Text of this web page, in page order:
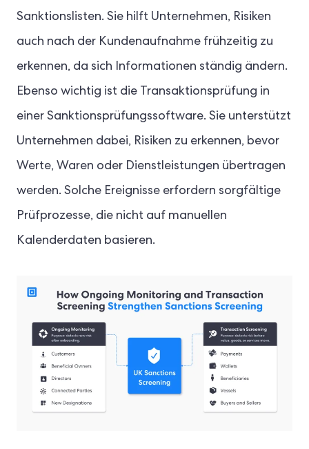
Sanktionslisten. Sie hilft Unternehmen, Risiken
auch nach der Kundenaufnahme frühzeitig zu
erkennen, da sich Informationen ständig ändern.
Ebenso wichtig ist die Transaktionsprüfung in
einer Sanktionsprüfungssoftware. Sie unterstützt
Unternehmen dabei, Risiken zu erkennen, bevor
Werte, Waren oder Dienstleistungen übertragen
werden. Solche Ereignisse erfordern sorgfältige
Prüfprozesse, die nicht auf manuellen
Kalenderdaten basieren.